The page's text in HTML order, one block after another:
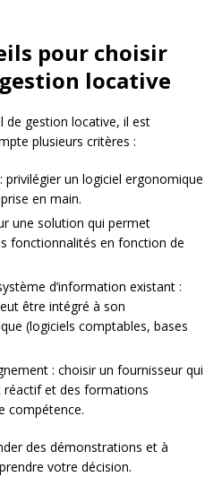
pour choisir
locative
de gestion locative, il est
plusieurs critères :
privilégier un logiciel ergonomique
en main.
une solution qui permet
fonctionnalités en fonction de
d’information existant :
être intégré à son
(logiciels comptables, bases
: choisir un fournisseur qui
réactif et des formations
compétence.
des démonstrations et à
votre décision.